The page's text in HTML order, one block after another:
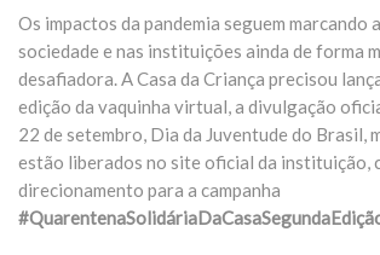
Os impactos da pandemia seguem marcando
sociedade e nas instituições ainda de forma
desafiadora. A Casa da Criança precisou
edição da vaquinha virtual, a divulgação
22 de setembro, Dia da Juventude do Brasil,
estão liberados no site oficial da instituição,
direcionamento para a campanha